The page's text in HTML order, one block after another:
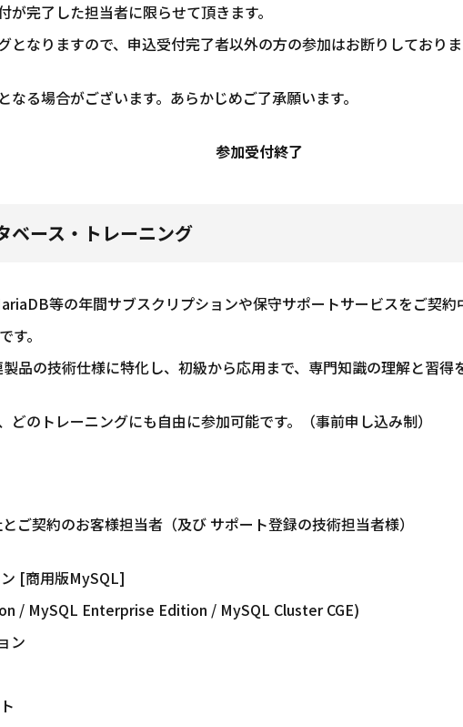
完了した担当者に限らせて頂きます。
となりますので、申込受付完了者以外の方の参加はお断りしており
る場合がございます。あらかじめご了承願います。
参加受付終了
ース・トレーニング
等の年間サブスクリプションや保守サポートサービスをご契
。
品の技術仕様に特化し、初級から応用まで、専門知識の理解と習得
のトレーニングにも自由に参加可能です。（事前申し込み制）
ご契約のお客様担当者（及び サポート登録の技術担当者様）
[商用版MySQL]
/ MySQL Enterprise Edition / MySQL Cluster CGE)
ン